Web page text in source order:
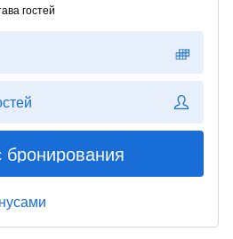
гостей
бронирования